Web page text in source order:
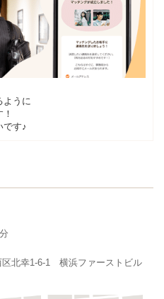
ように
です♪
分
北幸1‐6‐1 横浜ファーストビル